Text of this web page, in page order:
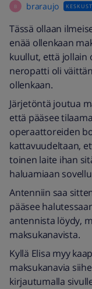
B braraujo
Tässä ollaan
enää ollenkaan
kuullut, että jollain
neropatti oli
ollenkaan.
Järjetöntä joutua
että pääsee
operaattoreiden
kattavuudeltaan,
toinen laite ihan
haluamiaan
Antenniin saa
pääsee
antennista löydy,
maksukanavista.
Kyllä Elisa myy
maksukanavia
kirjautumalla